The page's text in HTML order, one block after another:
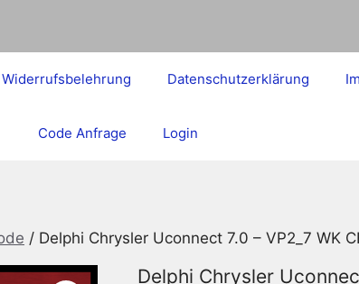
Widerrufsbelehrung Datenschutzerklärung
Code Anfrage Login
/ Delphi Chrysler Uconnect 7.0 – VP2_7 WK
Delphi Chrysler